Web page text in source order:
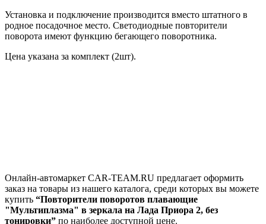
Установка и подключение производится вместо штатного в
родное посадочное место. Светодиодные повторители
поворота имеют функцию бегающего поворотника.
Цена указана за комплект (2шт).
Онлайн-автомаркет CAR-TEAM.RU предлагает оформить
заказ на товары из нашего каталога, среди которых вы можете
купить “Повторители поворотов плавающие
"Мультиплазма" в зеркала на Лада Приора 2, без
тонировки” по наиболее доступной цене.